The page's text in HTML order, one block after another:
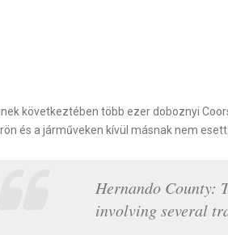
következtében több ezer doboznyi
és a járműveken kívül másnak nem
Hernando County:
involving several